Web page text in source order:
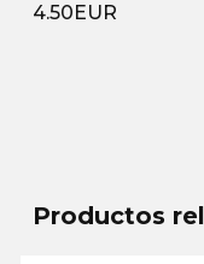
4.50EUR
Productos